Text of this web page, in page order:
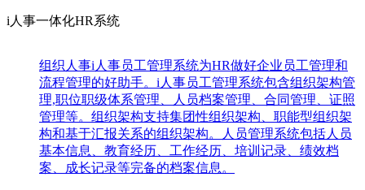
i人事一体化HR系统
组织人事i人事员工管理系统为HR做好企业员工管理和
流程管理的好助手。i人事员工管理系统包含组织架构管
理,职位职级体系管理、人员档案管理、合同管理、证照
管理等。组织架构支持集团性组织架构、职能型组织架
构和基于汇报关系的组织架构。人员管理系统包括人员
基本信息、教育经历、工作经历、培训记录、绩效档
案、成长记录等完备的档案信息。